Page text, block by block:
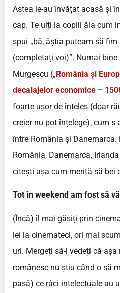
Astea le-au învățat acasă și
cap. Te uiți la copiii ăia cum
spui „bă, ăștia puteam să
(completați voi)”. Numai
Murgescu („România și
decalajelor economice –
foarte ușor de înțeles (doar
creier nu pot înțelege), cum
între România și Danemarca.
România, Danemarca,
citești așa cum merită să bei
Tot în weekend am fost să
(Încă) îl mai găsiți prin
lei la cinemateci, ori mai
uri. Mergeți să-l vedeți că
românesc nu știu când o să
pasă) ce râci intelectuale au